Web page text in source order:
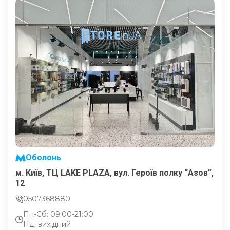
Оболонь
м. Київ, ТЦ LAKE PLAZA, вул. Героїв полку “Азов”,
12
0507368880
Пн-Сб: 09:00-21:00
Нд: вихідний